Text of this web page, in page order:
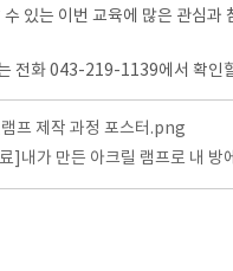
있는 이번 교육에 많은 관심과
전화 043-219-1139에서 확인
프 제작 과정 포스터.png
]내가 만든 아크릴 램프로 내 방